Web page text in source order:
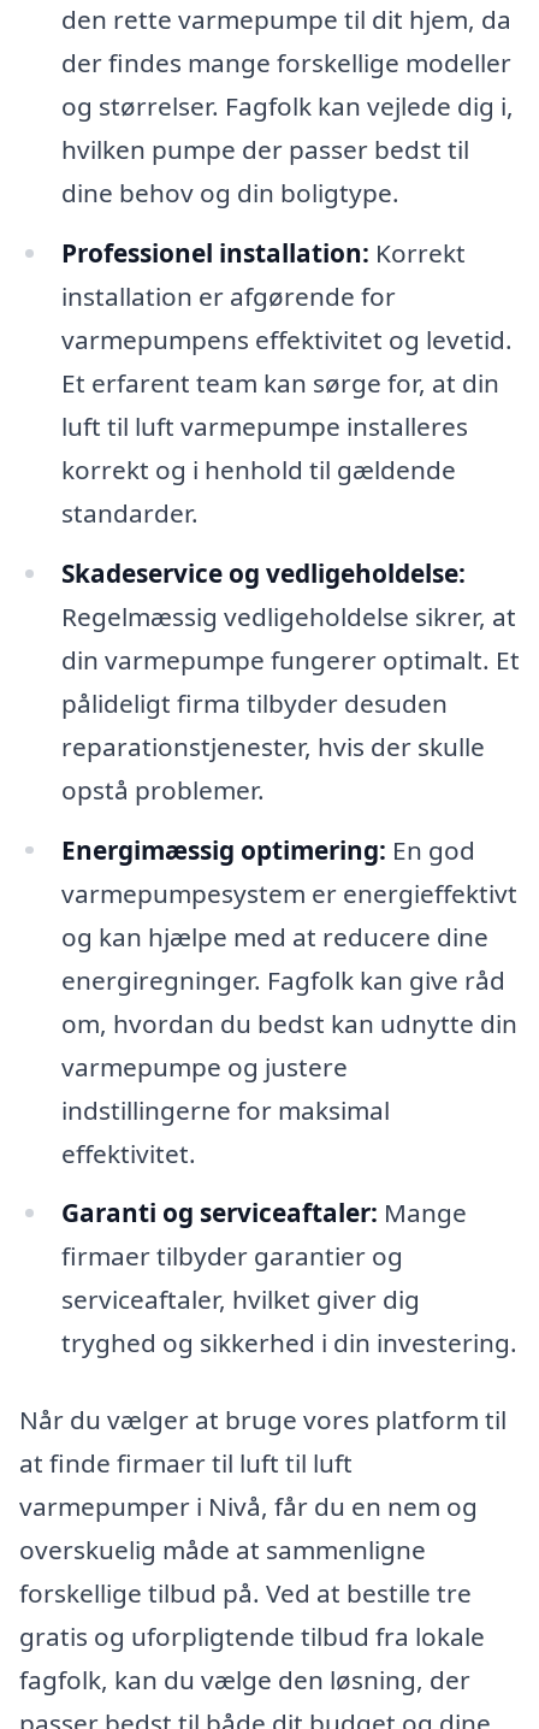
den rette varmepumpe til dit hjem, da
der findes mange forskellige modeller
og størrelser. Fagfolk kan vejlede dig i,
hvilken pumpe der passer bedst til
dine behov og din boligtype.
Professionel installation: Korrekt
installation er afgørende for
varmepumpens effektivitet og levetid.
Et erfarent team kan sørge for, at din
luft til luft varmepumpe installeres
korrekt og i henhold til gældende
standarder.
Skadeservice og vedligeholdelse:
Regelmæssig vedligeholdelse sikrer, at
din varmepumpe fungerer optimalt. Et
pålideligt firma tilbyder desuden
reparationstjenester, hvis der skulle
opstå problemer.
Energimæssig optimering: En god
varmepumpesystem er energieffektivt
og kan hjælpe med at reducere dine
energiregninger. Fagfolk kan give råd
om, hvordan du bedst kan udnytte din
varmepumpe og justere
indstillingerne for maksimal
effektivitet.
Garanti og serviceaftaler: Mange
firmaer tilbyder garantier og
serviceaftaler, hvilket giver dig
tryghed og sikkerhed i din investering.
Når du vælger at bruge vores platform til
at finde firmaer til luft til luft
varmepumper i Nivå, får du en nem og
overskuelig måde at sammenligne
forskellige tilbud på. Ved at bestille tre
gratis og uforpligtende tilbud fra lokale
fagfolk, kan du vælge den løsning, der